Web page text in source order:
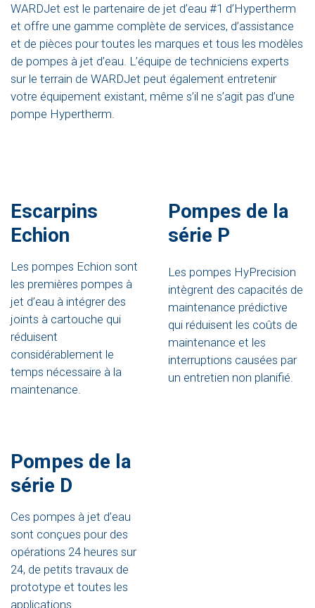
WARDJet est le partenaire de jet d’eau #1 d’Hypertherm
et offre une gamme complète de services, d’assistance
et de pièces pour toutes les marques et tous les modèles
de pompes à jet d’eau. L’équipe de techniciens experts
sur le terrain de WARDJet peut également entretenir
votre équipement existant, même s’il ne s’agit pas d’une
pompe Hypertherm.
Escarpins
Echion
Les pompes Echion sont
les premières pompes à
jet d’eau à intégrer des
joints à cartouche qui
réduisent
considérablement le
temps nécessaire à la
maintenance.
Pompes de la
série P
Les pompes HyPrecision
intègrent des capacités de
maintenance prédictive
qui réduisent les coûts de
maintenance et les
interruptions causées par
un entretien non planifié.
Pompes de la
série D
Ces pompes à jet d’eau
sont conçues pour des
opérations 24 heures sur
24, de petits travaux de
prototype et toutes les
applications